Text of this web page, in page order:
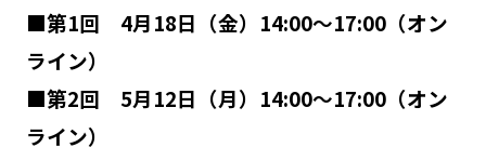
■第1回 4月18日（金）14:00～17:00（オン
ライン）
■第2回 5月12日（月）14:00～17:00（オン
ライン）